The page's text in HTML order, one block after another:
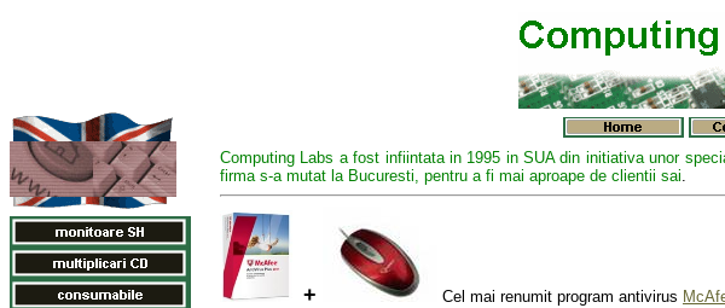
Computing Labs a fost infiintata in 1995 in SUA din initiativa unor
firma s-a mutat la Bucuresti, pentru a fi mai aproape de clientii sai.
+ Cel mai renumit program antivirus